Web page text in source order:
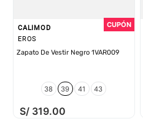
CALIMOD
EROS
Zapato De Vestir Negro 1VAR009
38 39 41 43
S/ 319.00